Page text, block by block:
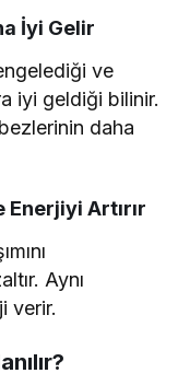
İyi Gelir
ve
iyi geldiği bilinir.
daha
Enerjiyi Artırır
Aynı
verir.